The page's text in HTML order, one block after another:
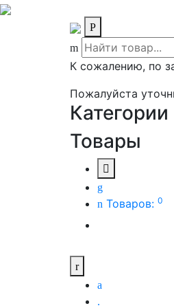
К сожалению, по
Пожалуйста
Категории
Товары
Товаров: 0